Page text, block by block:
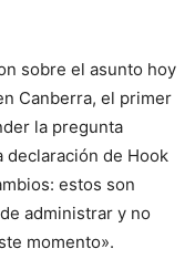
sobre el asunto hoy
Canberra, el primer
la pregunta
declaración de Hook
estos son
administrar y no
momento».